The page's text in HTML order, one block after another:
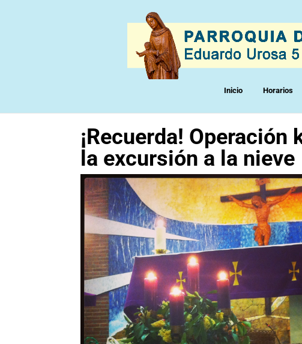
Inicio Horarios
¡Recuerda!
la excursión a la nieve